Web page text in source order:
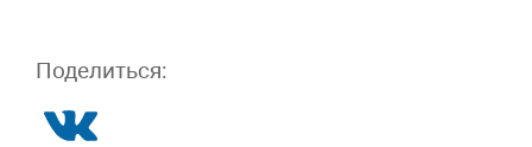
Поделиться: